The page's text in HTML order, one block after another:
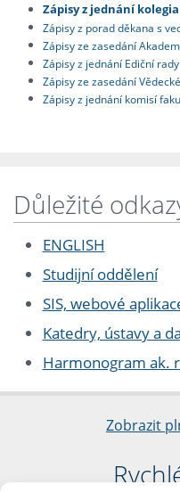
Zápisy z jednání
Zápisy z porad děkana s
Zápisy ze zasedání
Zápisy z jednání Ediční rady
Zápisy ze zasedání
Zápisy z jednání komisí
Důležité
ENGLISH
Studijní oddělení
SIS, webové
Katedry, ústavy a
Harmonogram ak.
Zobrazit